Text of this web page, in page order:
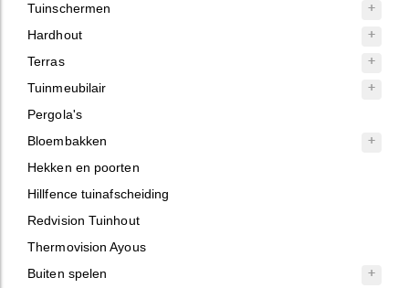
Tuinschermen
Hardhout
Terras
Tuinmeubilair
Pergola's
Bloembakken
Hekken en poorten
Hillfence tuinafscheiding
Redvision Tuinhout
Thermovision Ayous
Buiten spelen